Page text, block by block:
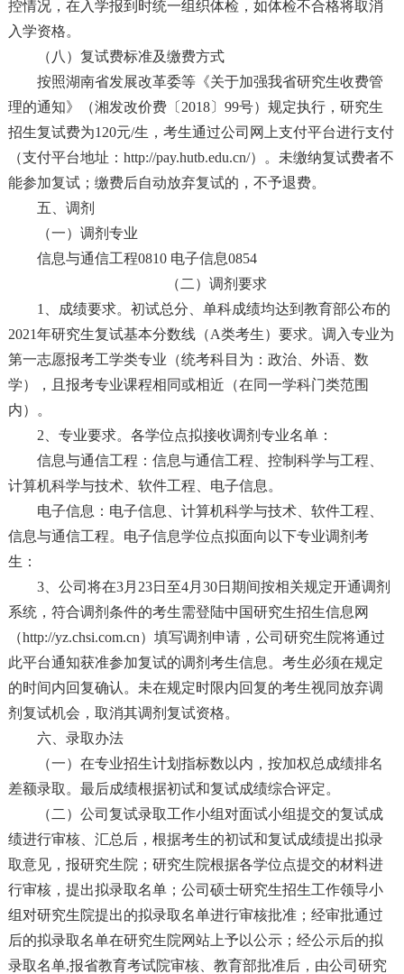
控情况，在入学报到时统一组织体检，如体检不合格将取消
入学资格。
（八）复试费标准及缴费方式
按照湖南省发展改革委等《关于加强我省研究生收费管
理的通知》（湘发改价费〔2018〕99号）规定执行，研究生
招生复试费为120元/生，考生通过公司网上支付平台进行支付
（支付平台地址： http://pay.hutb.edu.cn/）。未缴纳复试费者不
能参加复试；缴费后自动放弃复试的，不予退费。
五、调剂
（一）调剂专业
信息与通信工程0810 电子信息0854
（二）调剂要求
1、成绩要求。初试总分、单科成绩均达到教育部公布的
2021年研究生复试基本分数线（A类考生）要求。调入专业为
第一志愿报考工学类专业（统考科目为：政治、外语、数
学），且报考专业课程相同或相近（在同一学科门类范围
内）。
2、专业要求。各学位点拟接收调剂专业名单：
信息与通信工程：信息与通信工程、控制科学与工程、
计算机科学与技术、软件工程、电子信息。
电子信息：电子信息、计算机科学与技术、软件工程、
信息与通信工程。电子信息学位点拟面向以下专业调剂考
生：
3、公司将在3月23日至4月30日期间按相关规定开通调剂
系统，符合调剂条件的考生需登陆中国研究生招生信息网
（http://yz.chsi.com.cn）填写调剂申请，公司研究生院将通过
此平台通知获准参加复试的调剂考生信息。考生必须在规定
的时间内回复确认。未在规定时限内回复的考生视同放弃调
剂复试机会，取消其调剂复试资格。
六、录取办法
（一）在专业招生计划指标数以内，按加权总成绩排名
差额录取。最后成绩根据初试和复试成绩综合评定。
（二）公司复试录取工作小组对面试小组提交的复试成
绩进行审核、汇总后，根据考生的初试和复试成绩提出拟录
取意见，报研究生院；研究生院根据各学位点提交的材料进
行审核，提出拟录取名单；公司硕士研究生招生工作领导小
组对研究生院提出的拟录取名单进行审核批准；经审批通过
后的拟录取名单在研究生院网站上予以公示；经公示后的拟
录取名单,报省教育考试院审核、教育部批准后，由公司研究